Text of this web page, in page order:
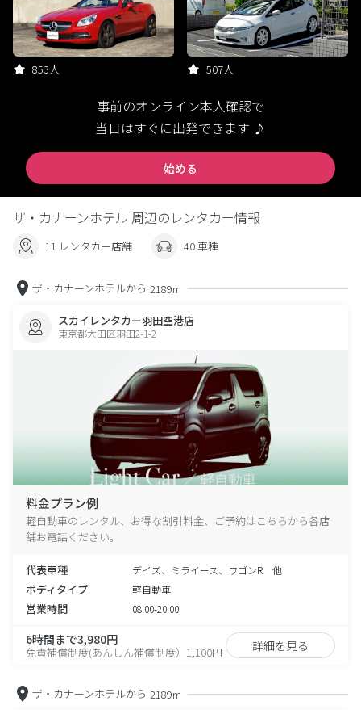
853人 507人
事前のオンライン本人確認で
当日はすぐに出発できます ♪
始める
ザ・カナーンホテル 周辺のレンタカー情報
11 レンタカー店舗 40 車種
ザ・カナーンホテルから 2189m
スカイレンタカー羽田空港店
東京都大田区羽田2-1-2
料金プラン例
軽自動車のレンタル、お得な割引料金、ご予約はこちらから各店
舗お電話ください。
代表車種 デイズ、ミライース、ワゴンR 他
ボディタイプ 軽自動車
営業時間 08:00-20:00
6時間まで3,980円
免責補償制度(あんしん補償制度）1,100円 詳細を見る
ザ・カナーンホテルから 2189m